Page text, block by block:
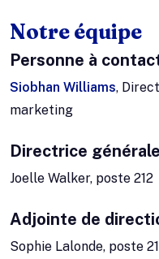
Notre équipe
Personne à
Siobhan Williams,
marketing
Directrice générale
Joelle Walker, poste 212
Adjointe de
Sophie Lalonde, poste